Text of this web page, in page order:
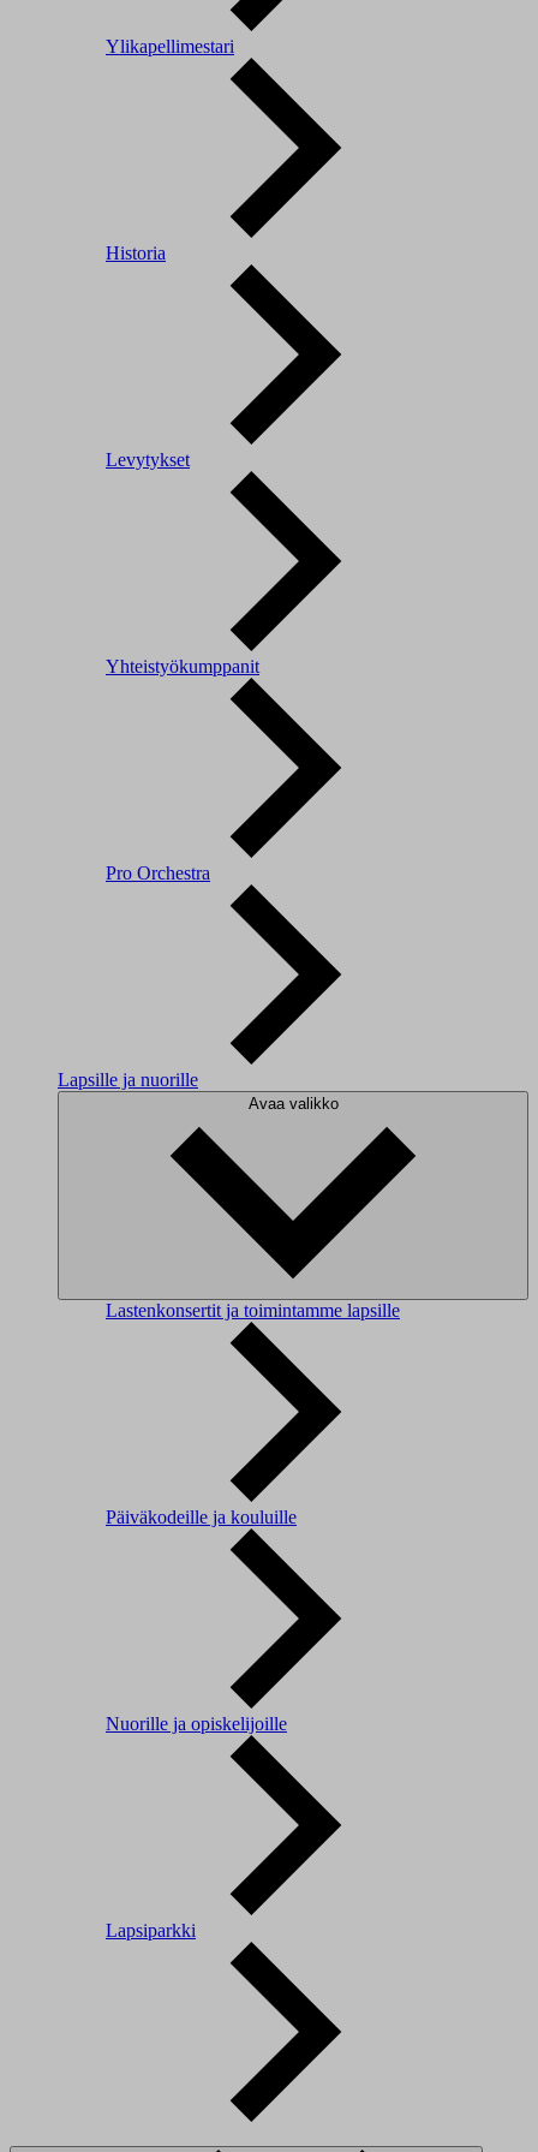
Ylikapellimestari
Historia
Levytykset
Yhteistyökumppanit
Pro Orchestra
Lapsille ja nuorille
Avaa valikko
Lastenkonsertit ja toimintamme lapsille
Päiväkodeille ja kouluille
Nuorille ja opiskelijoille
Lapsiparkki